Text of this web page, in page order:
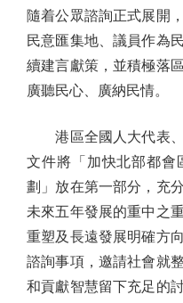
隨着公眾諮詢正式展開
民意匯集地、議員作為
續建言獻策，並積極落
廣聽民心、廣納民情。
港區全國人大代表、
文件將「加快北部都會
劃」放在第一部分，充
未來五年發展的重中之
重塑及長遠發展明確方
諮詢事項，邀請社會就
和貢獻智慧留下充足的